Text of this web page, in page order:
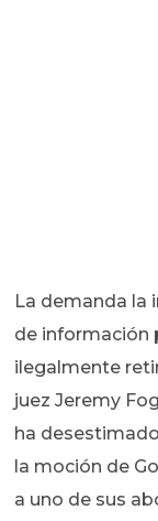
La demanda la
de información
ilegalmente
juez Jeremy
ha
la moción de
a uno de sus